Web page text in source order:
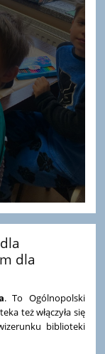
dla
. To Ogólnopolski
też włączyła się
biblioteki